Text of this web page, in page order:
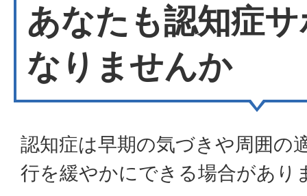
あなたも認知症
なりませんか
認知症は早期の気づきや周囲の
行を緩やかにできる場合があり